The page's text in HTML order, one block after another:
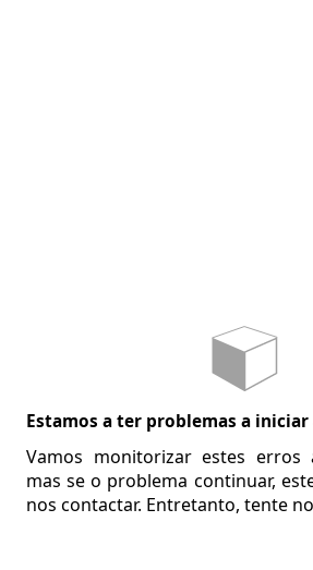
Estamos a ter problemas a iniciar
Vamos monitorizar estes erros
mas se o problema continuar,
nos contactar. Entretanto, tente